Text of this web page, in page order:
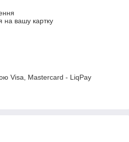
на вашу картку
Visa, Mastercard - LiqPay